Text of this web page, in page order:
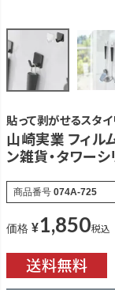
貼って剥がせるスタ
山崎実業 フィル
ン雑貨・タワーシ
商品番号 074A-725
価格 ¥1,850税込